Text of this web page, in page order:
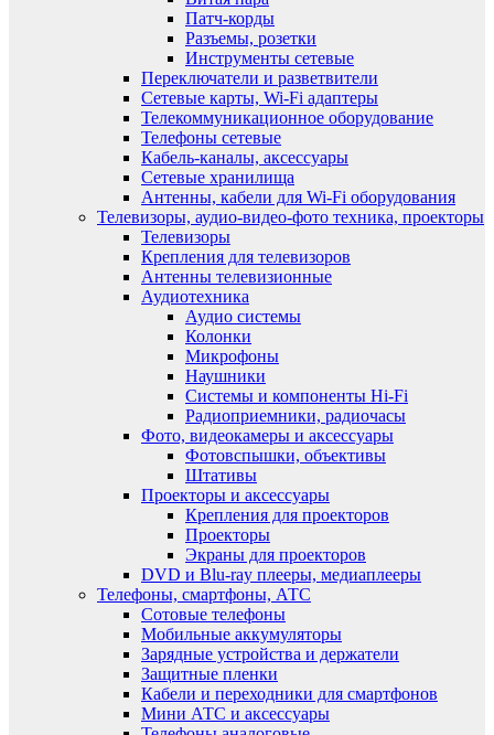
Патч-корды
Разъемы, розетки
Инструменты сетевые
Переключатели и разветвители
Сетевые карты, Wi-Fi адаптеры
Телекоммуникационное оборудование
Телефоны сетевые
Кабель-каналы, аксессуары
Сетевые хранилища
Антенны, кабели для Wi-Fi оборудования
Телевизоры, аудио-видео-фото техника, проекторы
Телевизоры
Крепления для телевизоров
Антенны телевизионные
Аудиотехника
Аудио системы
Колонки
Микрофоны
Наушники
Системы и компоненты Hi-Fi
Радиоприемники, радиочасы
Фото, видеокамеры и аксессуары
Фотовспышки, объективы
Штативы
Проекторы и аксессуары
Крепления для проекторов
Проекторы
Экраны для проекторов
DVD и Blu-ray плееры, медиаплееры
Телефоны, смартфоны, АТС
Сотовые телефоны
Мобильные аккумуляторы
Зарядные устройства и держатели
Защитные пленки
Кабели и переходники для смартфонов
Мини АТС и аксессуары